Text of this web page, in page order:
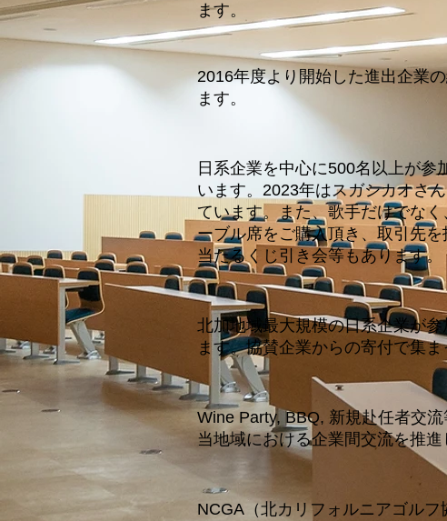
ます。
2016年度より開始した進出企業
ます。
日系企業を中心に500名以上が
います。2023年はスガシカオさ
ています。また、歌手だけでな
ーブル席をご購入頂き、取引先
当たるくじ引き会等もあります。
北加地域最大規模の日系企業が
ます。協賛企業からの寄付で集
Wine Party, BBQ, 新規赴任者交
当地域における企業間交流を推
NCGA（北カリフォルニアゴル